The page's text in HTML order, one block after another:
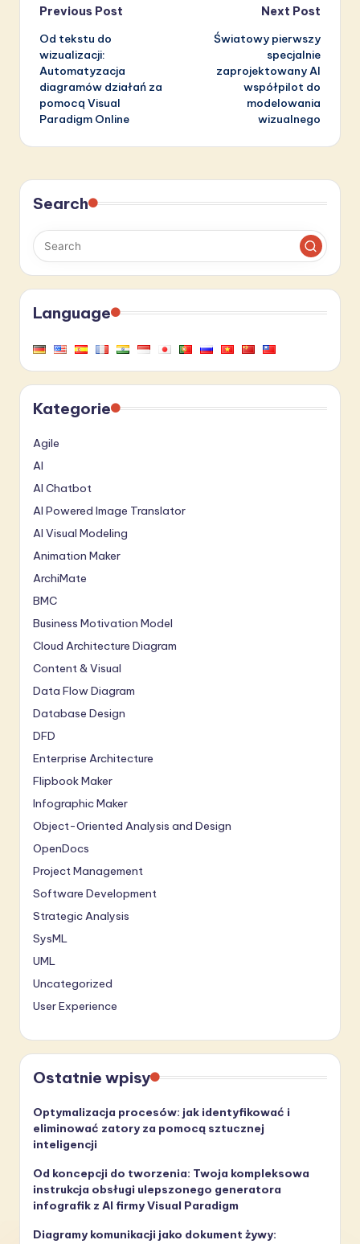
Post
navigation
Previous Post
Od tekstu do
wizualizacji:
Automatyzacja
diagramów działań za
pomocą Visual
Paradigm Online
Next Post
Światowy pierwszy
specjalnie
zaprojektowany AI
współpilot do
modelowania
wizualnego
Search
Language
Kategorie
Agile
AI
AI Chatbot
AI Powered Image Translator
AI Visual Modeling
Animation Maker
ArchiMate
BMC
Business Motivation Model
Cloud Architecture Diagram
Content & Visual
Data Flow Diagram
Database Design
DFD
Enterprise Architecture
Flipbook Maker
Infographic Maker
Object-Oriented Analysis and Design
OpenDocs
Project Management
Software Development
Strategic Analysis
SysML
UML
Uncategorized
User Experience
Ostatnie wpisy
Optymalizacja procesów: jak identyfikować i
eliminować zatory za pomocą sztucznej
inteligencji
Od koncepcji do tworzenia: Twoja kompleksowa
instrukcja obsługi ulepszonego generatora
infografik z AI firmy Visual Paradigm
Diagramy komunikacji jako dokument żywy: